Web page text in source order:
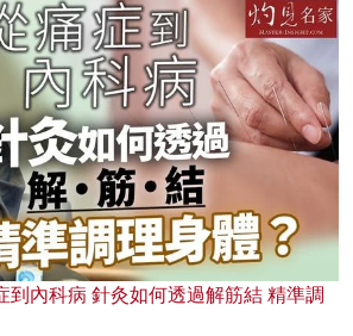
到內科病 針灸如何透過解筋結 精準調